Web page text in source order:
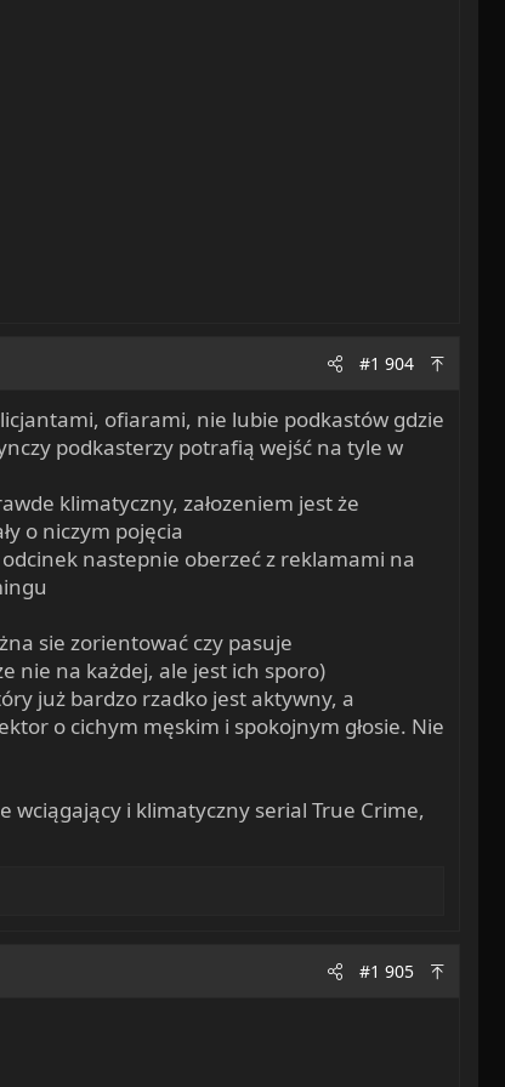
#1 904
ofiarami, nie lubie podkastów gdzie
podkasterzy potrafią wejść na tyle w
klimatyczny, załozeniem jest że
o niczym pojęcia
nastepnie oberzeć z reklamami na
sie zorientować czy pasuje
nie na każdej, ale jest ich sporo)
już bardzo rzadko jest aktywny, a
o cichym męskim i spokojnym głosie. Nie
i klimatyczny serial True Crime,
#1 905